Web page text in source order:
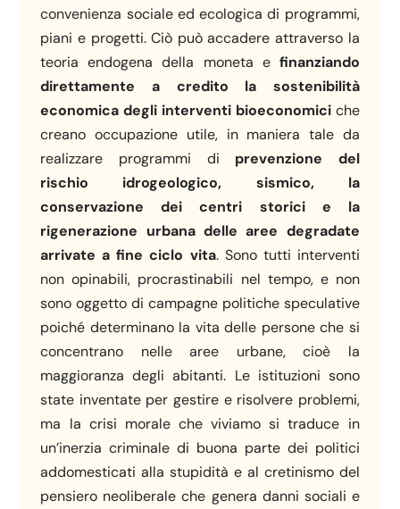
convenienza sociale ed ecologica di programmi,
piani e progetti. Ciò può accadere attraverso la
teoria endogena della moneta e finanziando
direttamente a credito la sostenibilità
economica degli interventi bioeconomiciche
creano occupazione utile, in maniera tale da
realizzare programmi di prevenzione del
rischio idrogeologico, sismico, la
conservazione dei centri storici e la
rigenerazione urbana delle aree degradate
arrivate a fine ciclo vita. Sono tutti interventi
non opinabili, procrastinabili nel tempo, e non
sono oggetto di campagne politiche speculative
poiché determinano la vita delle persone che si
concentrano nelle aree urbane, cioè la
maggioranza degli abitanti. Le istituzioni sono
state inventate per gestire e risolvere problemi,
ma la crisi morale che viviamo si traduce in
un’inerzia criminale di buona parte dei politici
addomesticati alla stupidità e al cretinismo del
pensiero neoliberale che genera danni sociali e